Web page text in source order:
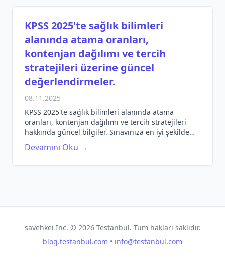
KPSS 2025'te sağlık bilimleri
alanında atama oranları,
kontenjan dağılımı ve tercih
stratejileri üzerine güncel
değerlendirmeler.
08.11.2025
KPSS 2025'te sağlık bilimleri alanında atama
oranları, kontenjan dağılımı ve tercih stratejileri
hakkında güncel bilgiler. Sınavınıza en iyi şekilde
hazırlanın!
Devamını Oku →
savehkei Inc. © 2026Testanbul. Tüm hakları saklıdır.
blog.testanbul.com • info@testanbul.com